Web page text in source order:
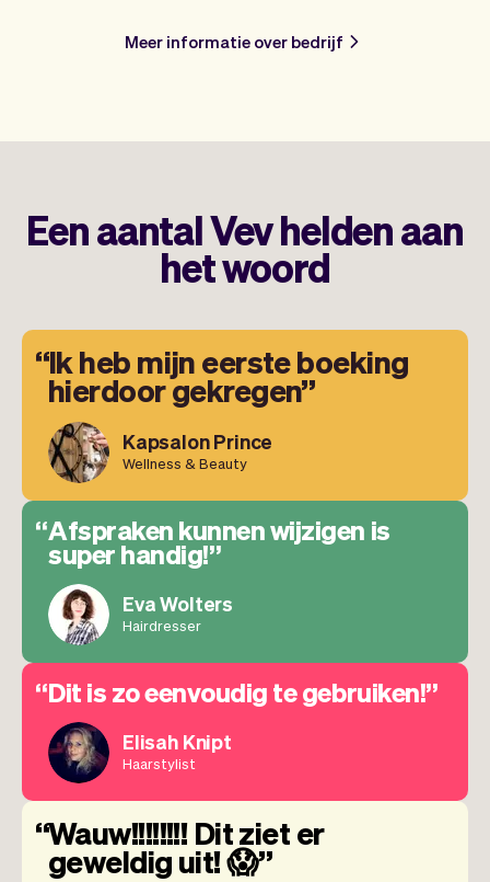
Meer informatie over bedrijf
Een aantal Vev helden aan
het woord
Ik heb mijn eerste boeking
hierdoor gekregen
Kapsalon Prince
Wellness & Beauty
Afspraken kunnen wijzigen is
super handig!
Eva Wolters
Hairdresser
Dit is zo eenvoudig te gebruiken!
Elisah Knipt
Haarstylist
Wauw!!!!!!!! Dit ziet er
geweldig uit! 😱